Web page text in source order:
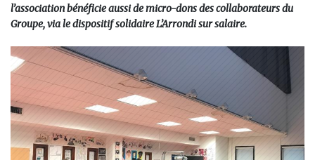
l’association bénéficie aussi de micro-dons des collaborateurs du
Groupe, via le dispositif solidaire L’Arrondi sur salaire.